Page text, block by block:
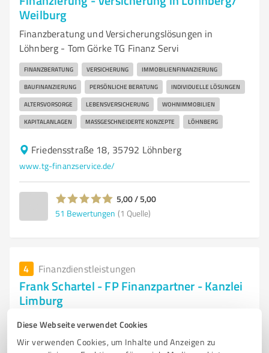
Diese Webseite verwendet Cookies
Wir verwenden Cookies, um Inhalte und Anzeigen zu
Weilburg
Finanzberatung und Versicherungslösungen in
Löhnberg - Tom Görke TG Finanz Servi
FINANZBERATUNG VERSICHERUNG IMMOBILIENFINANZIERUNG
BAUFINANZIERUNG PERSÖNLICHE BERATUNG INDIVIDUELLE LÖSUNGEN
ALTERSVORSORGE LEBENSVERSICHERUNG WOHNIMMOBILIEN
KAPITALANLAGEN MASSGESCHNEIDERTE KONZEPTE LÖHNBERG
Friedensstraße 18, 35792 Löhnberg
www.tg-finanzservice.de/
5,00 / 5,00
51 Bewertungen (1 Quelle)
4 Finanzdienstleistungen
Frank Schartel - FP Finanzpartner - Kanzlei
Limburg
Unabhängige Finanz- und Versicherungsberatung
VERSICHERUNGEN & ABSICHERUNG FINANZIERUNGEN & IMMOBILIEN